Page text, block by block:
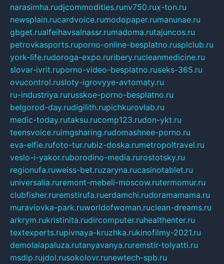
narasimha.rudjcommodities.runv750.rux-ton.ru
newsplain.rucardvoice.rumodopaper.rumanunae.ru
gbget.rualfeihavsalnassr.rumadoma.rutajuncos.ru
petrovkasports.ruporno-online-besplatno.rusplclub.ru
york-life.rudoroga-expo.ruribery.rucleanmedicine.ru
slovar-ivrit.ruporno-video-besplatno.ruseks-365.ru
ovucontrol.rusloty-igrovyye-avtomaty.ru
ru-industriya.rurusskoe-porno-besplatno.ru
belgorod-day.rudigilith.rupichkurovlab.ru
medic-today.rutaksu.rucomp123.rudon-ykt.ru
teensvoice.ruimgsharing.rudomashnee-porno.ru
eva-elfie.rufoto-tur.rubiz-doska.rumetropoltravel.ru
veslo-i-yakor.ruborodino-media.rurostotsky.ru
regionufa.ruweiss-bet.ruzaryna.rucasinotablet.ru
universalia.ruremont-mebeli-moscow.rutermomur.ru
clubfisher.ruremstirufa.ruerdamchi.rudoramamama.ru
muraviovka-park.ruworldofwoman.ruclean-dreams.ru
arkrym.rukristinita.rudircomputer.ruhealthenter.ru
textexperts.rupivnaya-kruzhka.rukinofilmy-2021.ru
demolalapaluza.rutanyavanya.ruremstir-tolyatti.ru
msdip.rujdol.rusokolovr.runewtech-spb.ru